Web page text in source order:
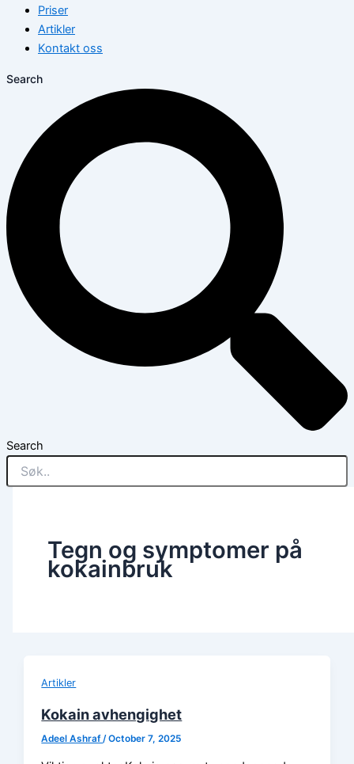
Priser
Artikler
Kontakt oss
Search
Search
Tegn og symptomer på
kokainbruk
Artikler
Kokain avhengighet
Adeel Ashraf /October 7, 2025